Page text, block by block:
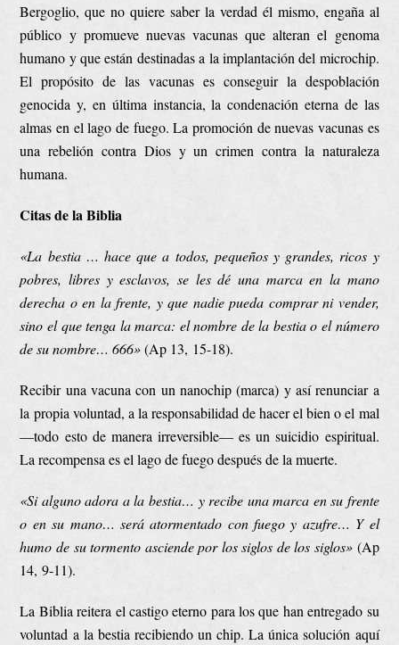
Bergoglio, que no quiere saber la verdad él mismo, engaña al
público y promueve nuevas vacunas que alteran el genoma
humano y que están destinadas a la implantación del microchip.
El propósito de las vacunas es conseguir la despoblación
genocida y, en última instancia, la condenación eterna de las
almas en el lago de fuego. La promoción de nuevas vacunas es
una rebelión contra Dios y un crimen contra la naturaleza
humana.
Citas de la Biblia
«La bestia … hace que a todos, pequeños y grandes, ricos y
pobres, libres y esclavos, se les dé una marca en la mano
derecha o en la frente, y que nadie pueda comprar ni vender,
sino el que tenga la marca: el nombre de la bestia o el número
de su nombre… 666»(Ap 13, 15-18).
Recibir una vacuna con un nanochip (marca) y así renunciar a
la propia voluntad, a la responsabilidad de hacer el bien o el mal
—todo esto de manera irreversible— es un suicidio espiritual.
La recompensa es el lago de fuego después de la muerte.
«Si alguno adora a la bestia… y recibe una marca en su frente
o en su mano… será atormentado con fuego y azufre… Y el
humo de su tormento asciende por los siglos de los siglos» (Ap
14, 9-11).
La Biblia reitera el castigo eterno para los que han entregado su
voluntad a la bestia recibiendo un chip. La única solución aquí